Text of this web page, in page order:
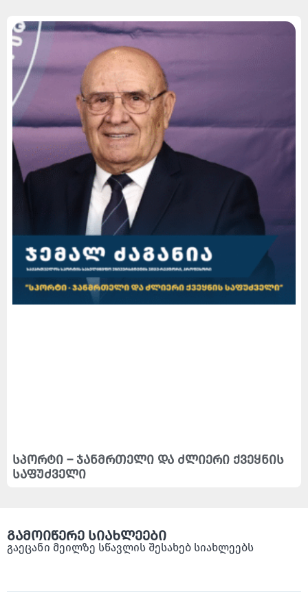
სპორტი – ჯანმრთელი და ძლიერი ქვეყნის
საფუძველი
გამოიწერე სიახლეები
გაეცანი მეილზე სწავლის შესახებ სიახლეებს